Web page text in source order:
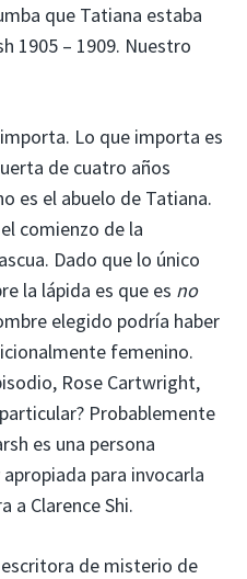
que Tatiana estaba
1905 – 1909. Nuestro
Lo que importa es
de cuatro años
es el abuelo de Tatiana.
comienzo de la
Dado que lo único
la lápida es que es no
elegido podría haber
femenino.
Rose Cartwright,
Probablemente
es una persona
para invocarla
a Clarence Shi.
de misterio de